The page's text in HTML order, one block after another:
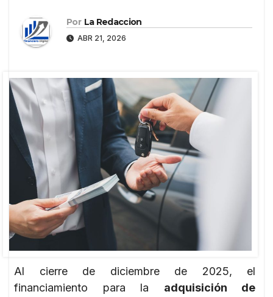
Por La Redaccion
ABR 21, 2026
Al cierre de diciembre de 2025, el
financiamiento para la adquisición de